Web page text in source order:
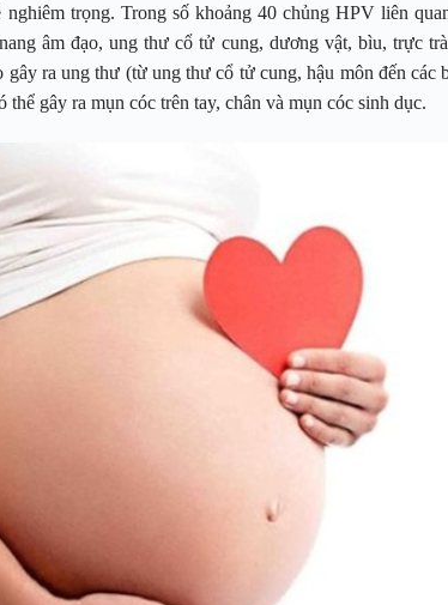
nghiêm trọng. Trong số khoảng 40 chủng HPV liên
âm đạo, ung thư cổ tử cung, dương vật, bìu, trực
gây ra ung thư (từ ung thư cổ tử cung, hậu môn đến các
gây ra mụn cóc trên tay, chân và mụn cóc sinh dục.